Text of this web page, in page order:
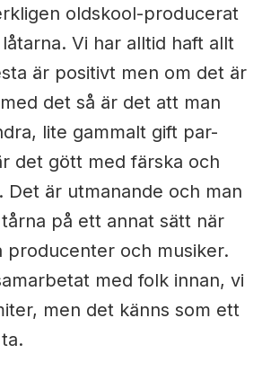
oldskool-producerat
Vi har alltid haft allt
är positivt men om det är
det så är det att man
lite gammalt gift par-
det gött med färska och
Det är utmanande och man
på ett annat sätt när
producenter och musiker.
med folk innan, vi
men det känns som ett